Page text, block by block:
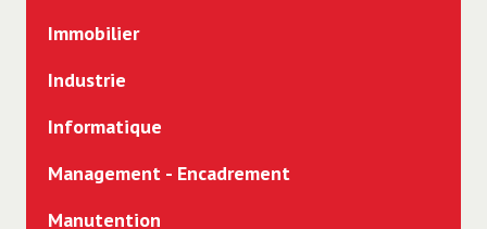
Immobilier
Industrie
Informatique
Management - Encadrement
Manutention